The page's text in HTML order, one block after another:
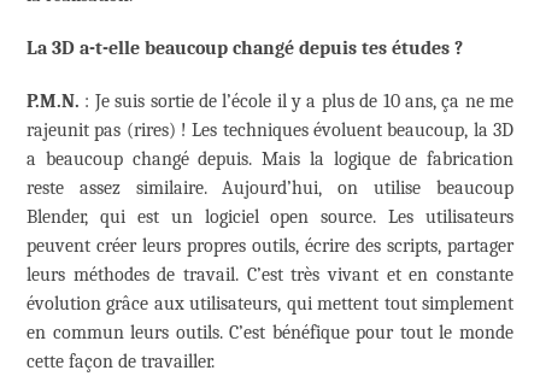
La 3D a-t-elle beaucoup changé depuis tes études ?
P.M.N. : Je suis sortie de l’école il y a plus de 10 ans, ça ne me
rajeunit pas (rires) ! Les techniques évoluent beaucoup, la 3D
a beaucoup changé depuis. Mais la logique de fabrication
reste assez similaire. Aujourd’hui, on utilise beaucoup
Blender, qui est un logiciel open source. Les utilisateurs
peuvent créer leurs propres outils, écrire des scripts, partager
leurs méthodes de travail. C’est très vivant et en constante
évolution grâce aux utilisateurs, qui mettent tout simplement
en commun leurs outils. C’est bénéfique pour tout le monde
cette façon de travailler.